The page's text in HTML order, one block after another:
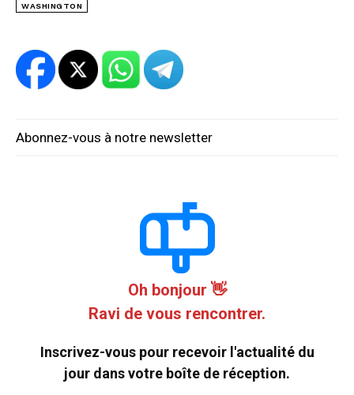
Abonnez-vous à notre newsletter
Oh bonjour 👋
Ravi de vous rencontrer.
Inscrivez-vous pour recevoir l'actualité du
jour dans votre boîte de réception.
WASHINGTON